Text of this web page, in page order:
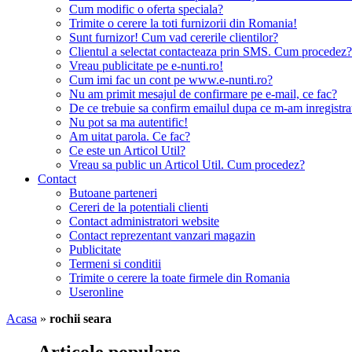
Cum modific o oferta speciala?
Trimite o cerere la toti furnizorii din Romania!
Sunt furnizor! Cum vad cererile clientilor?
Clientul a selectat contacteaza prin SMS. Cum procedez?
Vreau publicitate pe e-nunti.ro!
Cum imi fac un cont pe www.e-nunti.ro?
Nu am primit mesajul de confirmare pe e-mail, ce fac?
De ce trebuie sa confirm emailul dupa ce m-am
Nu pot sa ma autentific!
Am uitat parola. Ce fac?
Ce este un Articol Util?
Vreau sa public un Articol Util. Cum procedez?
Contact
Butoane parteneri
Cereri de la potentiali clienti
Contact administratori website
Contact reprezentant vanzari magazin
Publicitate
Termeni si conditii
Trimite o cerere la toate firmele din Romania
Useronline
Acasa » rochii seara